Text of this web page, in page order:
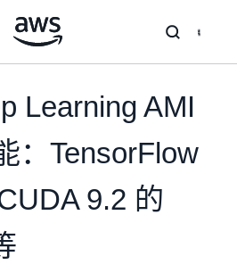
Learning AMI
：TensorFlow
9.2 的